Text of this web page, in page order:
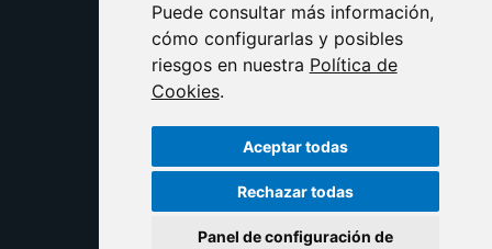
Puede consultar más información,
cómo configurarlas y posibles
riesgos en nuestra Política de
Cookies.
Aceptar todas
Rechazar todas
Panel de configuración de